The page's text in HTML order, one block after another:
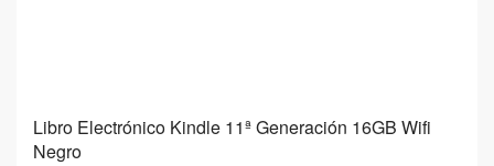
Libro Electrónico Kindle 11ª Generación 16GB Wifi
Negro